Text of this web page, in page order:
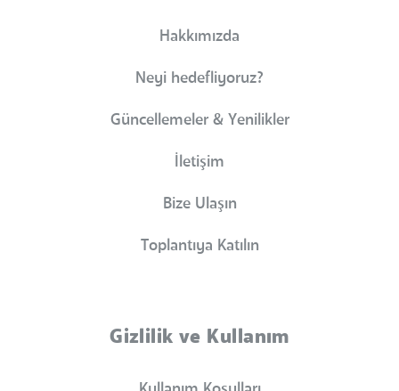
Hakkımızda
Neyi hedefliyoruz?
Güncellemeler & Yenilikler
İletişim
Bize Ulaşın
Toplantıya Katılın
Gizlilik ve Kullanım